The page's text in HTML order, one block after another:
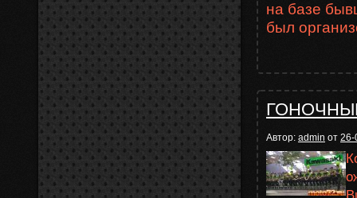
на базе
был
Автор: admin от 26-